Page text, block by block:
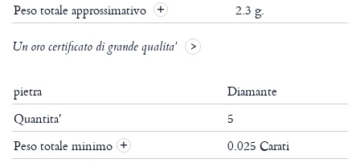
Peso totale approssimativo
2.3 g.
Un oro certificato di grande qualita'
pietra
Diamante
Quantita'
5
Peso totale minimo +
0.025 Carati